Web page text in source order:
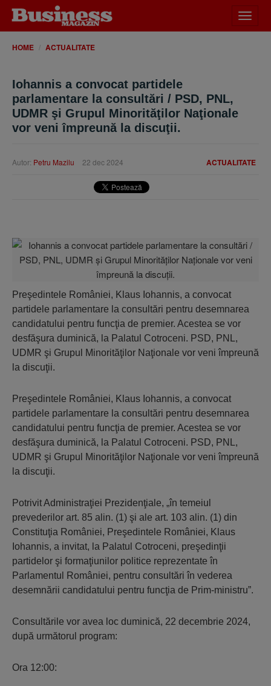
meniu
HOME ACTUALITATE
Iohannis a convocat partidele
parlamentare la consultări / PSD, PNL,
UDMR şi Grupul Minorităţilor Naţionale
vor veni împreună la discuţii.
ACTUALITATE
Autor: Petru Mazilu 22 dec 2024
Preşedintele României, Klaus Iohannis, a convocat
partidele parlamentare la consultări pentru desemnarea
candidatului pentru funcţia de premier. Acestea se vor
desfăşura duminică, la Palatul Cotroceni. PSD, PNL,
UDMR şi Grupul Minorităţilor Naţionale vor veni împreună
la discuţii.
Preşedintele României, Klaus Iohannis, a convocat
partidele parlamentare la consultări pentru desemnarea
candidatului pentru funcţia de premier. Acestea se vor
desfăşura duminică, la Palatul Cotroceni. PSD, PNL,
UDMR şi Grupul Minorităţilor Naţionale vor veni împreună
la discuţii.
Potrivit Administraţiei Prezidenţiale, „în temeiul
prevederilor art. 85 alin. (1) şi ale art. 103 alin. (1) din
Constituţia României, Preşedintele României, Klaus
Iohannis, a invitat, la Palatul Cotroceni, preşedinţii
partidelor şi formaţiunilor politice reprezentate în
Parlamentul României, pentru consultări în vederea
desemnării candidatului pentru funcţia de Prim-ministru”.
Consultările vor avea loc duminică, 22 decembrie 2024,
după următorul program:
Ora 12:00: